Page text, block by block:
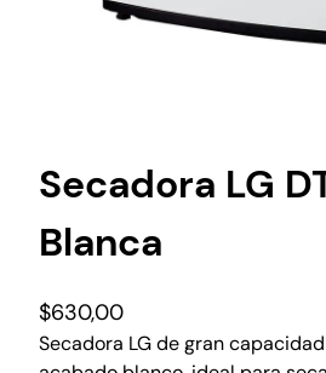
Secadora LG
Blanca
$630,00
Secadora LG de gran